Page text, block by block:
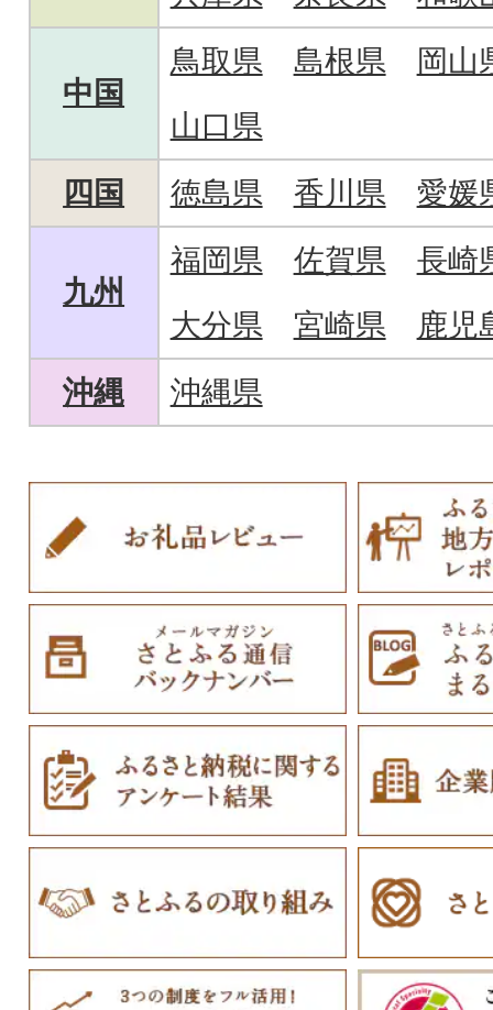
中国
鳥取県 島根県
岡山
山口県
四国
徳島県 香川県 愛媛
九州
福岡県 佐賀県
長崎
大分県
宮崎県
鹿児
沖縄
沖縄県